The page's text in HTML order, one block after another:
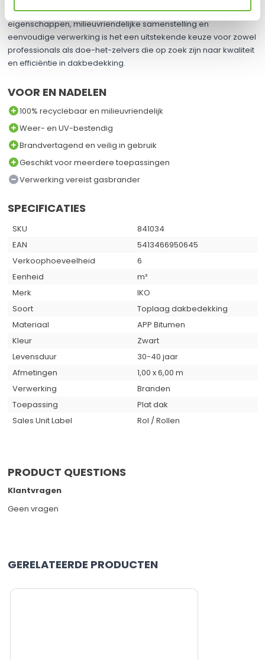
VOOR EN NADELEN
100% recyclebaar en milieuvriendelijk
Weer- en UV-bestendig
Brandvertagend en veilig in gebruik
Geschikt voor meerdere toepassingen
Verwerking vereist gasbrander
SPECIFICATIES
SKU
841034
EAN
5413466950645
Verkoophoeveelheid
6
Eenheid
m²
Merk
IKO
Soort
Toplaag dakbedekking
Materiaal
APP Bitumen
Kleur
Zwart
Levensduur
30-40 jaar
Afmetingen
1,00 x 6,00 m
Verwerking
Branden
Toepassing
Plat dak
Sales Unit Label
Rol / Rollen
PRODUCT QUESTIONS
Klantvragen
Geen vragen
oplossing voor platte daken. Met zijn brandwerende
eigenschappen, milieuvriendelijke samenstelling en
eenvoudige verwerking is het een uitstekende keuze voor zowel
professionals als doe-het-zelvers die op zoek zijn naar kwaliteit
en efficiëntie in dakbedekking. ​
GERELATEERDE PRODUCTEN